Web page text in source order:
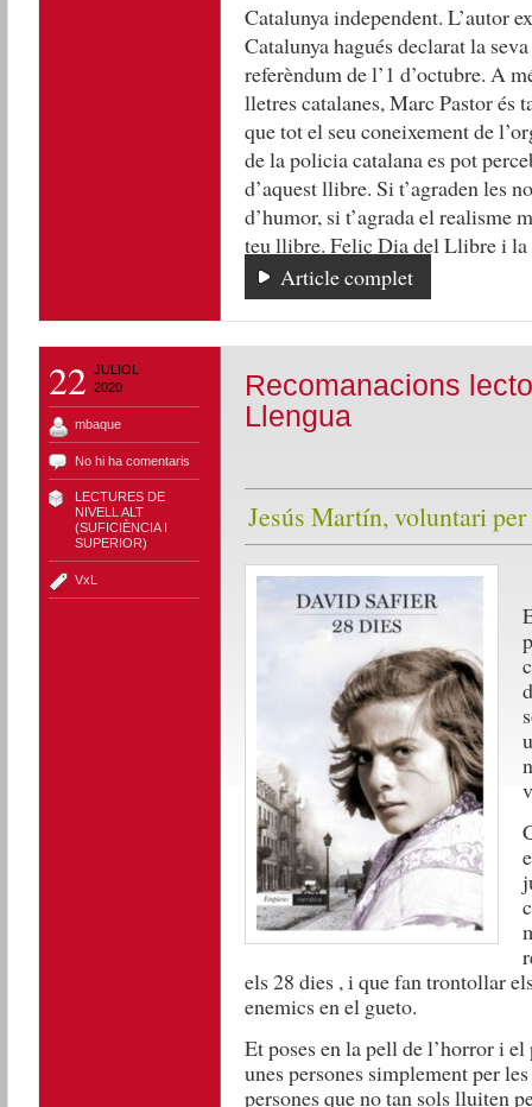
Catalunya independent. L’autor
Catalunya hagués declarat la
referèndum de l’1 d’octubre. A
lletres catalanes, Marc Pastor és
que tot el seu coneixement de
de la policia catalana es pot
d’aquest llibre. Si t’agraden les
d’humor, si t’agrada el realisme
teu llibre. Feliç Dia del Llibre i la
Article complet
22 JULIOL
2020
mbaque
No hi ha comentaris
LECTURES DE
NIVELL ALT
(SUFICIÈNCIA I
SUPERIOR)
VxL
Recomanacions
Llengua
Jesús Martín, voluntari
els 28 dies , i que fan trontollar
enemics en el gueto.
Et poses en la pell de l’horror i
unes persones simplement per
persones que no tan sols lluiten